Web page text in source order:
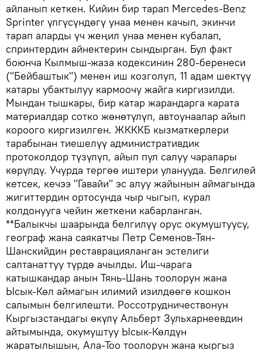
айланып кеткен. Кийин бир тарап Mercedes-Benz
Sprinter үлгүсүндөгү унаа менен качып, экинчи
тарап аларды үч жеңил унаа менен кубалап,
спринтердин айнектерин сындырган. Бул факт
боюнча Кылмыш-жаза кодексинин 280-беренеси
("Бейбаштык") менен иш козголуп, 11 адам шектүү
катары убактылуу кармоочу жайга киргизилди.
Мындан тышкары, бир катар жарандарга карата
материалдар сотко жөнөтүлүп, автоунаалар айып
короого киргизилген. ЖКККБ кызматкерлери
тарабынан тиешелүү административдик
протоколдор түзүлүп, айып пул салуу чаралары
көрүлдү. Учурда тергөө иштери уланууда. Белгилей
кетсек, кечээ "Гавайи" эс алуу жайынын аймагында
жигиттердин ортосунда чыр чыгып, курал
колдонууга чейин жеткени кабарланган.
**Балыкчы шаарында белгилүү орус окумуштуусу,
географ жана саякатчы Петр Семенов-Тян-
Шанскийдин реставрацияланган эстелиги
салтанаттуу түрдө ачылды. Иш-чарага
катышкандар анын Тянь-Шань тоолорун жана
Ысык-Көл аймагын илимий изилдөөгө кошкон
салымын белгилешти. Россотрудничествонун
Кыргызстандагы өкүлү Альберт Зульхарнеевдин
айтымында, окумуштуу Ысык-Көлдүн
жаратылышын, Ала-Тоо тоолорун жана кыргыз